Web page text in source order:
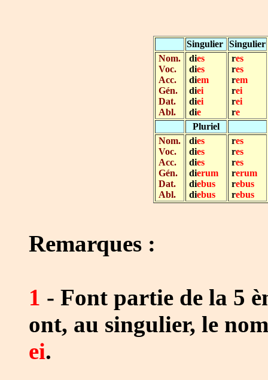
Singulier Singulier
Nom.
Voc.
Acc.
Gén.
Dat.
Abl.
dies
dies
diem
diei
diei
die
res
res
rem
rei
rei
re
Pluriel
Nom.
Voc.
Acc.
Gén.
Dat.
Abl.
dies
dies
dies
dierum
diebus
diebus
res
res
res
rerum
rebus
rebus
Remarques :
1 - Font partie de la 5
ont, au singulier, le
ei.